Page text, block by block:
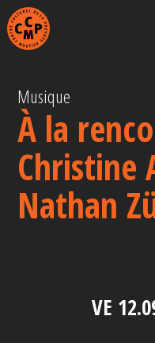
Musique
À la
Christine
Nathan
VE